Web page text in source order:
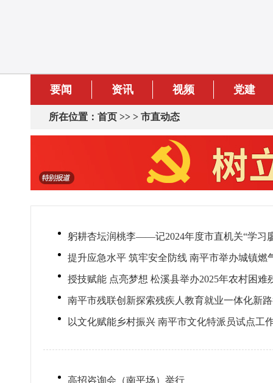
要闻 资讯 视频 党建
所在位置： 首页 >> > 市直动态
躬耕杏坛润桃李——记2024年度市直机关“学习
提升应急水平 筑牢安全防线 南平市举办城镇燃
授技赋能 点亮梦想 松溪县举办2025年农村困难
南平市残联创新探索残疾人教育就业一体化新
以文化赋能乡村振兴 南平市文化特派员试点工
高招咨询会（南平场）举行